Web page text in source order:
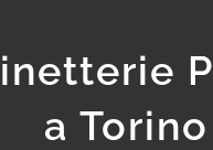
a Torino